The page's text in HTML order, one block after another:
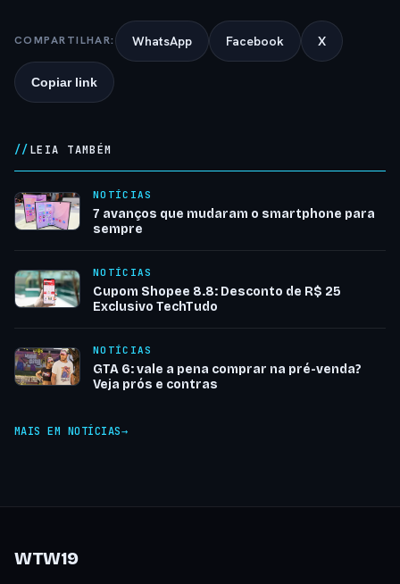
COMPARTILHAR: WhatsApp Facebook X
Copiar link
LEIA TAMBÉM
NOTÍCIAS
7 avanços que mudaram o smartphone para
sempre
NOTÍCIAS
Cupom Shopee 8.8: Desconto de R$ 25
Exclusivo TechTudo
NOTÍCIAS
GTA 6: vale a pena comprar na pré-venda?
Veja prós e contras
MAIS EM NOTÍCIAS
WTW19